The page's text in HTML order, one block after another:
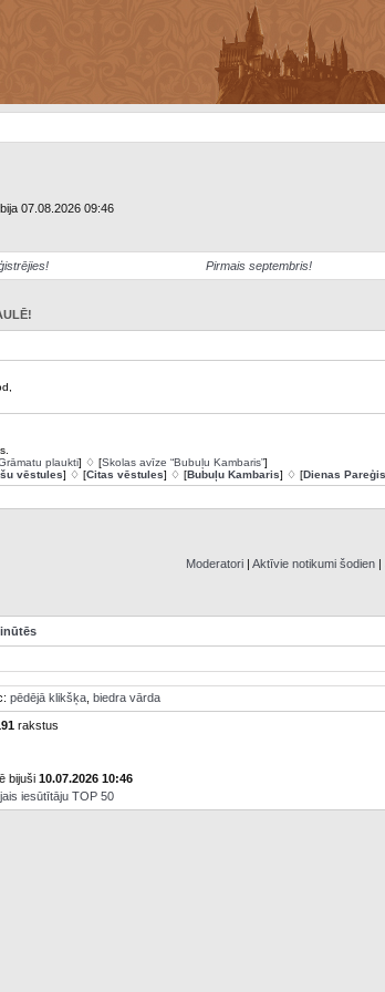
07.08.2026 09:46
Pirmais septembris!
plaukti] ♢ [Skolas avīze “Bubuļu Kambaris”]
vēstules] ♢ [Citas vēstules] ♢ [Bubuļu Kambaris] ♢ [Dienas Pareģis
Moderatori| Aktīvie notikumi šodien|
pēdējā klikšķa, biedra vārda
rakstus
bijuši 10.07.2026 10:46
iesūtītāju TOP 50